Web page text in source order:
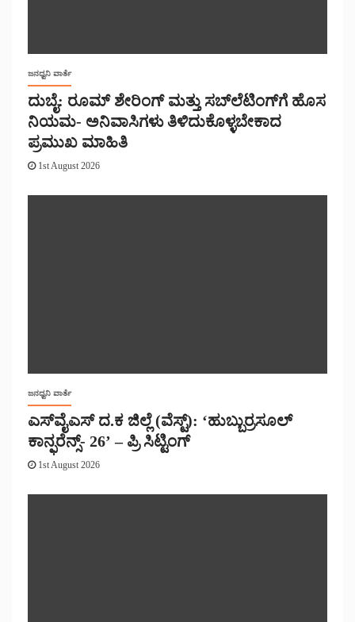
ಜನಧ್ವನಿ ವಾರ್ತೆ
ದುಬೈ: ರೂಮ್ ಶೇರಿಂಗ್ ಮತ್ತು ಸಬ್‌ಲೆಟಿಂಗ್‌ಗೆ ಹೊಸ
ನಿಯಮ- ಅನಿವಾಸಿಗಳು ತಿಳಿದುಕೊಳ್ಳಬೇಕಾದ
ಪ್ರಮುಖ ಮಾಹಿತಿ
1st August 2026
ಜನಧ್ವನಿ ವಾರ್ತೆ
ಎಸ್‌ವೈಎಸ್ ದ.ಕ ಜಿಲ್ಲೆ (ವೆಸ್ಟ್): ‘ಹುಬ್ಬುರ್ರಸೂಲ್
ಕಾನ್ಫರೆನ್ಸ್- 26’ – ಪ್ರಿ ಸಿಟ್ಟಿಂಗ್
1st August 2026